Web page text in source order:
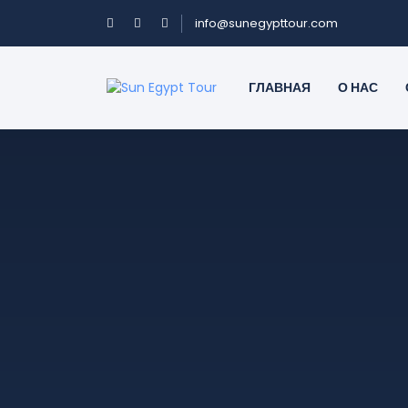
info@sunegypttour.com
ГЛАВНАЯ О НАС